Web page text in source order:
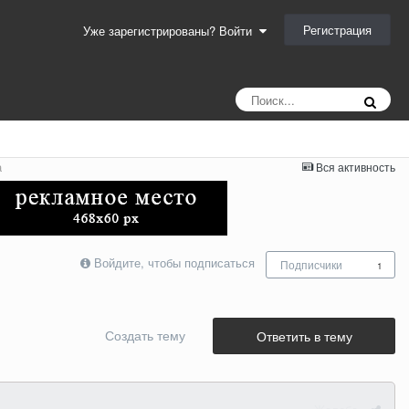
Уже зарегистрированы? Войти Регистрация
Вся активность
Войдите, чтобы подписаться Подписчики 1
Ответить в тему
Создать тему